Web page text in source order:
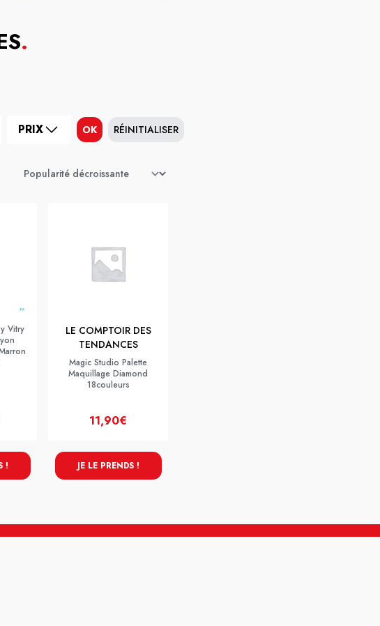
.
PRIX OK RÉINITIALISER
Vitry
!
LE COMPTOIR DES
TENDANCES
Magic Studio Palette
Maquillage Diamond
18couleurs
11,90€
JE LE PRENDS !